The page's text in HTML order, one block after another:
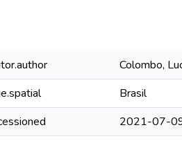
Colombo,
Brasil
2021-07-